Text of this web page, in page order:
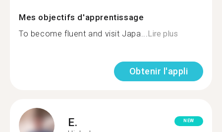
Mes objectifs d'apprentissage
To become fluent and visit Japa...Lire plus
Obtenir l'appli
E. NEW